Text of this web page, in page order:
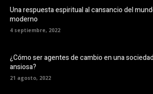
Una respuesta espiritual al cansancio del
moderno
4 septiembre, 2022
¿Cómo ser agentes de cambio en una
ansiosa?
21 agosto, 2022